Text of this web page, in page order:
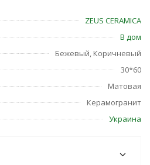
ZEUS CERAMICA
В дом
Бежевый, Коричневый
30*60
Матовая
Керамогранит
Украина